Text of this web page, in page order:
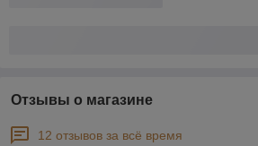
Отзывы о магазине
12 отзывов за всё время